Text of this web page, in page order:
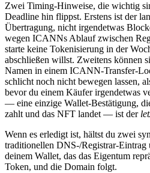
Zwei Timing-Hinweise, die wichtig
Deadline hin flippst. Erstens ist der
Übertragung, nicht irgendetwas
wegen ICANNs Ablauf zwischen
starte keine Tokenisierung in der
abschließen willst. Zweitens können
Namen in einem ICANN-Transfer-
schlicht noch nicht bewegen lassen,
bevor du einem Käufer irgendetwas
— eine einzige Wallet-Bestätigung,
zahlt und das NFT landet — ist der
Wenn es erledigt ist, hältst du zwei
traditionellen DNS-/Registrar-
deinem Wallet, das das Eigentum
Token, und die Domain folgt.